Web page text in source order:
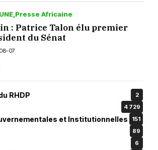
Presse Africaine
: Patrice Talon élu premier
du Sénat
07
RHDP 2
4 729
et Institutionnelles 151
89
6